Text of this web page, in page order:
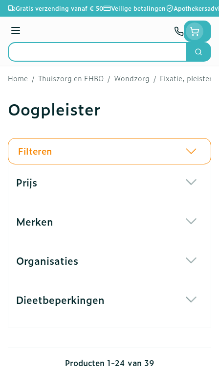
Ga naar de inhoud
Gratis verzending vanaf € 50 Veilige betalingen
Menu
Product, merk, categorie...
Zoek
Home / Thuiszorg en EHBO / Wondzorg / Fixatie, pleisters
Oogpleister
Filteren
Prijs
Merken
Organisaties
Dieetbeperkingen
Producten 1-24 van 39